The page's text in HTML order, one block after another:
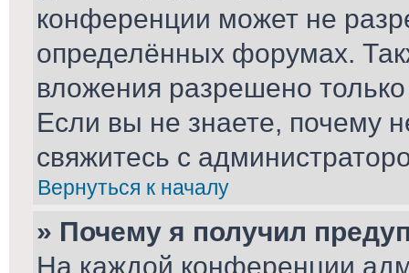
конференции может не
определённых форумах.
вложения разрешено
Если вы не знаете, почему
свяжитесь с
Вернуться к началу
» Почему я получил
На каждой конференции